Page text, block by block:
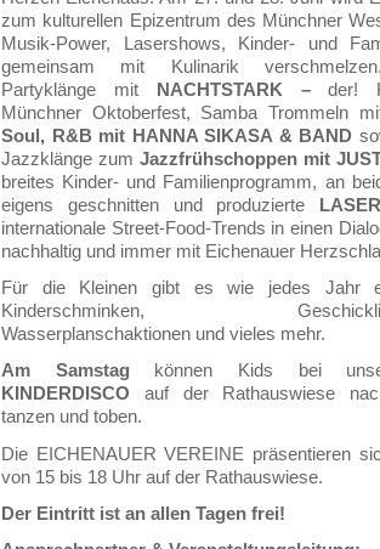
zum kulturellen Epizentrum des Münchner
Musik-Power, Lasershows, Kinder- und
gemeinsam mit Kulinarik
Partyklänge mit NACHTSTARK –der!
Münchner Oktoberfest, Samba Trommeln
Soul, R&B mit HANNA SIKASA & BAND
Jazzklänge zum Jazzfrühschoppen mit
breites Kinder- und Familienprogramm, an
eigens geschnitten und produzierte
internationale Street-Food-Trends in einen
nachhaltig und immer mit Eichenauer
Für die Kleinen gibt es wie jedes Jahr
Kinderschminken,
Wasserplanschaktionen und vieles mehr.
Am Samstag können Kids bei
KINDERDISCO auf der Rathauswiese
tanzen und toben.
Die EICHENAUER VEREINE präsentieren
von 15 bis 18 Uhr auf der Rathauswiese.
Der Eintritt ist an allen Tagen frei!